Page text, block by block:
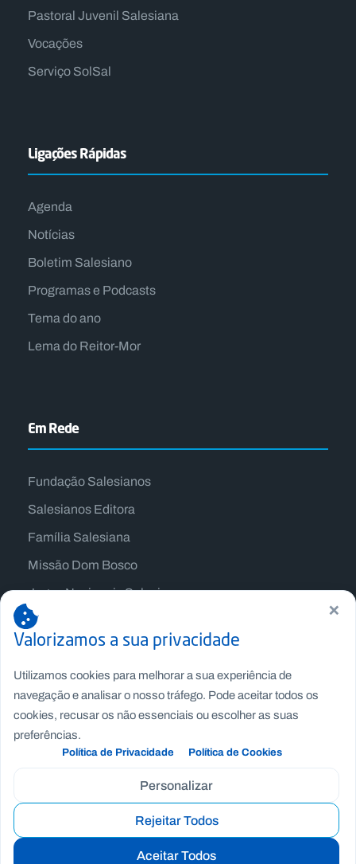
Pastoral Juvenil Salesiana
Vocações
Serviço SolSal
Ligações Rápidas
Agenda
Notícias
Boletim Salesiano
Programas e Podcasts
Tema do ano
Lema do Reitor-Mor
Em Rede
Fundação Salesianos
Salesianos Editora
Família Salesiana
Missão Dom Bosco
Jogos Nacionais Salesianos
Copyright © Fundação Salesianos
Recrutamento|Canal de Denúncia Interno|Politica de
Politica de Cookies|Termos e Condições
×
Valorizamos a sua privacidade
Utilizamos cookies para melhorar a sua experiência de
navegação e analisar o nosso tráfego. Pode aceitar todos os
cookies, recusar os não essenciais ou escolher as suas
preferências.
Política de Privacidade Política de Cookies
Personalizar
Rejeitar Todos
Aceitar Todos